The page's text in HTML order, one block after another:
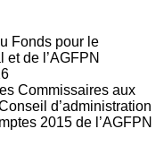
Fonds pour le
de l’AGFPN
Commissaires aux
d’administration
2015 de l’AGFPN